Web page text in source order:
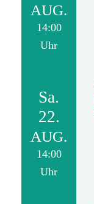
AUG.
14:00
Uhr
Sa.
22.
AUG.
14:00
Uhr